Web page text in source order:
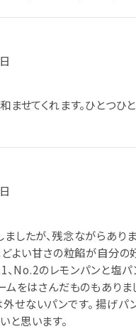
ませてくれます。ひとつ
したが、残念ながらあり
どよい甘さの粒餡が自分の
、No.2のレモンパンと塩
ムをはさんだものもありま
せないパンです。 揚げパ
と思います。